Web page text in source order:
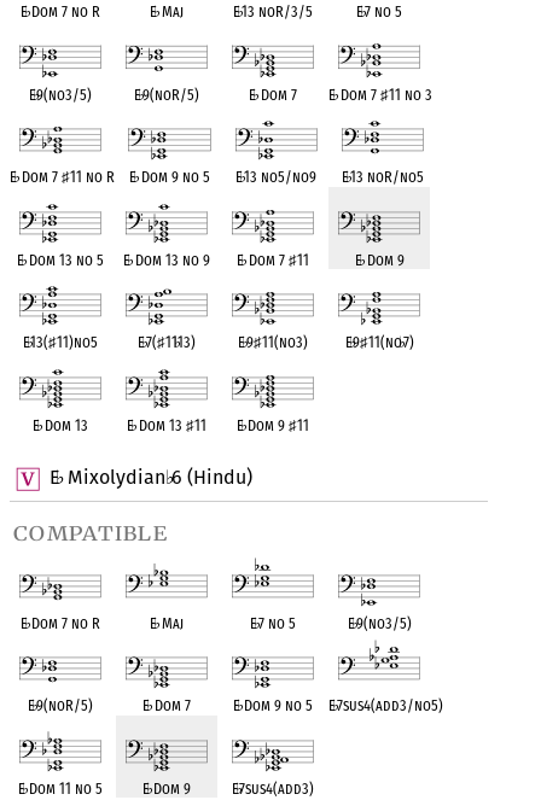
E♭Dom 7 no R E♭Maj E♭13 noR/3/5 E♭7 no 5
E♭9(no3/5) E♭9(noR/5) E♭Dom 7 E♭Dom 7 ♯11 no 3
E♭Dom 7 ♯11 no R E♭Dom 9 no 5 E♭13 no5/no9 E♭13 noR/no5
E♭Dom 13 no 5 E♭Dom 13 no 9 E♭Dom 7 ♯11 E♭Dom 9
E♭13(♯11)no5 E♭7(♯11♭13) E♭9♯11(no3) E♭9♯11(no♭7)
E♭Dom 13 E♭Dom 13 ♯11 E♭Dom 9♯11
E♭Mixolydian♭6 (Hindu)
compatible
E♭Dom 7 no R E♭Maj E♭7 no 5 E♭9(no3/5)
E♭9(noR/5) E♭Dom 7 E♭Dom 9 no 5 E♭7sus4(add3/no5)
E♭Dom 11 no 5 E♭Dom 9 E♭7sus4(add3)